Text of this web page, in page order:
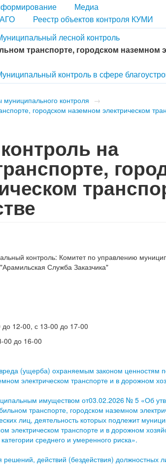
Медиа
Реестр объектов контроля КУМИ
лесной контроль
транспорте, городском наземном
контроль в сфере
муниципального контроля →
городском наземном электрическом
на
контроль: Комитет по управлению
Служба Заказчика"
12-00, с 13-00 до 17-00
00 до 16-00
(ущерба) охраняемым законом ценностям
электрическом транспорте и в дорожном
имуществом от03.02.2026 № 5 «Об
транспорте, городском наземном
лиц, деятельность которых подлежит
электрическом транспорте и в дорожном
среднего и умеренного риска».
действий (бездействия) должностных